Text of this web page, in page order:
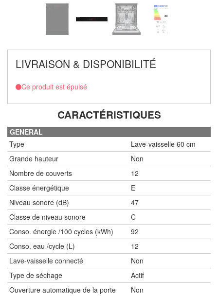
LIVRAISON & DISPONIBILITÉ
Ce produit est épuisé
CARACTÉRISTIQUES
GENERAL
Type
Lave-vaisselle 60 cm
Grande hauteur
Non
Nombre de couverts
12
Classe énergétique
E
Niveau sonore (dB)
47
Classe de niveau sonore
C
Conso. énergie /100 cycles (kWh)
92
Conso. eau /cycle (L)
12
Lave-vaisselle connecté
Non
Type de séchage
Actif
Ouverture automatique de la porte
Non